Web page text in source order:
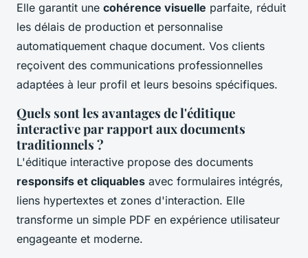
Elle garantit une cohérence visuelle parfaite, réduit
les délais de production et personnalise
automatiquement chaque document. Vos clients
reçoivent des communications professionnelles
adaptées à leur profil et leurs besoins spécifiques.
Quels sont les avantages de l'éditique
interactive par rapport aux documents
traditionnels ?
L'éditique interactive propose des documents
responsifs et cliquables avec formulaires intégrés,
liens hypertextes et zones d'interaction. Elle
transforme un simple PDF en expérience utilisateur
engageante et moderne.